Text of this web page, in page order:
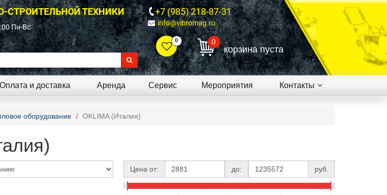
СТРОИТЕЛЬНОЙ ТЕХНИКИ
Пн-Вс
+7 (985) 218-87-31
info@vibromag.ru
0 0
корзина пуста
Оплата и доставка Аренда Сервис Мероприятия Контакты
оборудование OKLIMA (Италия)
Цена от: до: руб.